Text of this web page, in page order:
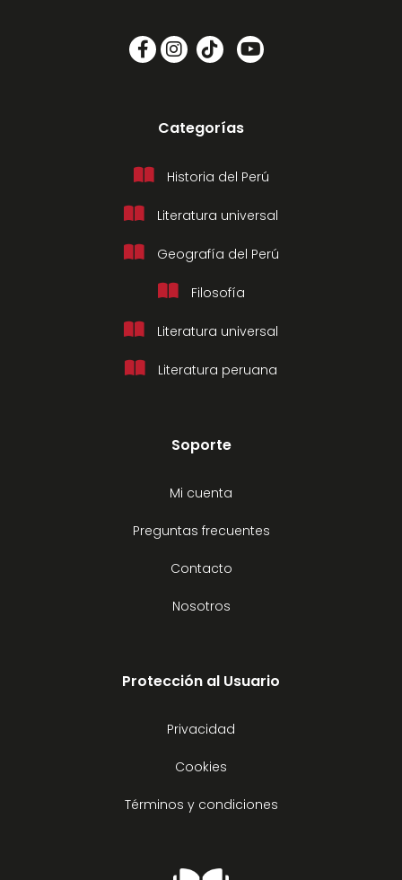
Categorías
Historia del Perú
Literatura universal
Geografía del Perú
Filosofía
Literatura universal
Literatura peruana
Soporte
Mi cuenta
Preguntas frecuentes
Contacto
Nosotros
Protección al Usuario
Privacidad
Cookies
Términos y condiciones